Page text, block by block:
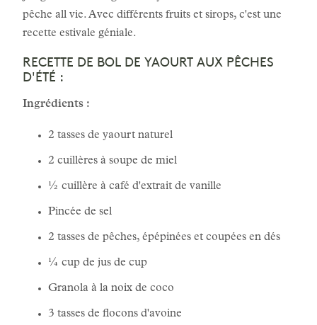
pêche all vie. Avec différents fruits et sirops, c'est une
recette estivale géniale.
RECETTE DE BOL DE YAOURT AUX PÊCHES
D'ÉTÉ :
Ingrédients :
2 tasses de yaourt naturel
2 cuillères à soupe de miel
½ cuillère à café d'extrait de vanille
Pincée de sel
2 tasses de pêches, épépinées et coupées en dés
¼ cup de jus de cup
Granola à la noix de coco
3 tasses de flocons d'avoine